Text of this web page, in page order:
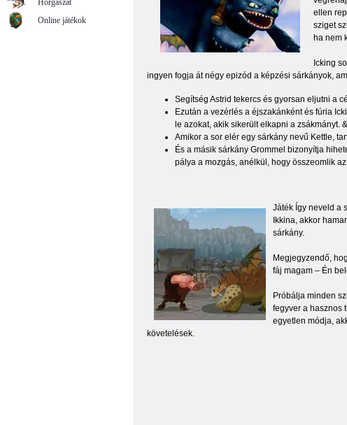
ellen
sziget
ha nem
Icking
ingyen fogja át négy epizód a képzési sárkányok,
Segítség Astrid tekercs és gyorsan eljutni a
Ezután a vezérlés a éjszakánként és fúria
le azokat, akik sikerült elkapni a zsákmányt.
Amikor a sor elér egy sárkány nevű Kettle,
És a másik sárkány Grommel bizonyítja
pálya a mozgás, anélkül, hogy összeomlik
Játék Így neveld a
Ikkina, akkor
sárkány.
Megjegyzendő,
fáj magam – Én
Próbálja minden
fegyver a hasznos
egyetlen módja,
követelések.
Horgászat
Online játékok